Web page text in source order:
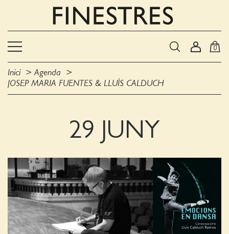
0
Inici
Agenda
JOSEP MARIA FUENTES & LLUÍS CALDUCH
29 JUNY